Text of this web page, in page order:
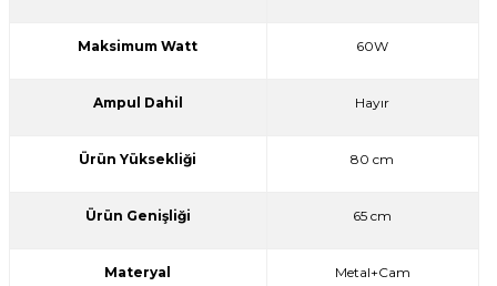
Maksimum Watt 60W
Ampul Dahil Hayır
Ürün Yüksekliği 80 cm
Ürün Genişliği 65 cm
Materyal Metal+Cam